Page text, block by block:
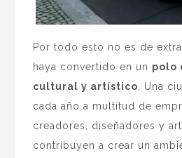
Por todo esto no es de
haya convertido en un polo
cultural y artístico . Una
cada año a multitud de
creadores, diseñadores y
contribuyen a crear un